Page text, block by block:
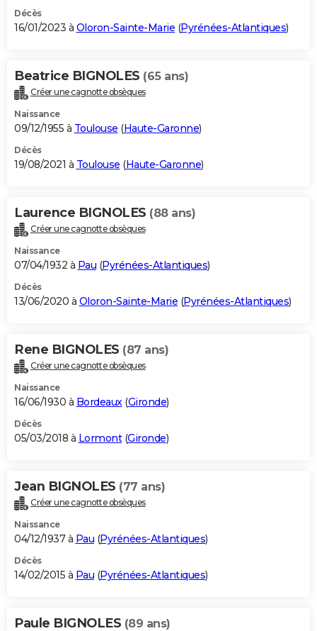
Décès
16/01/2023 à Oloron-Sainte-Marie (Pyrénées-Atlantiques)
Beatrice BIGNOLES (65 ans)
Créer une cagnotte obsèques
Naissance
09/12/1955 à Toulouse (Haute-Garonne)
Décès
19/08/2021 à Toulouse (Haute-Garonne)
Laurence BIGNOLES (88 ans)
Créer une cagnotte obsèques
Naissance
07/04/1932 à Pau (Pyrénées-Atlantiques)
Décès
13/06/2020 à Oloron-Sainte-Marie (Pyrénées-Atlantiques)
Rene BIGNOLES (87 ans)
Créer une cagnotte obsèques
Naissance
16/06/1930 à Bordeaux(Gironde)
Décès
05/03/2018 à Lormont(Gironde)
Jean BIGNOLES (77 ans)
Créer une cagnotte obsèques
Naissance
04/12/1937 à Pau (Pyrénées-Atlantiques)
Décès
14/02/2015 à Pau (Pyrénées-Atlantiques)
Paule BIGNOLES (89 ans)